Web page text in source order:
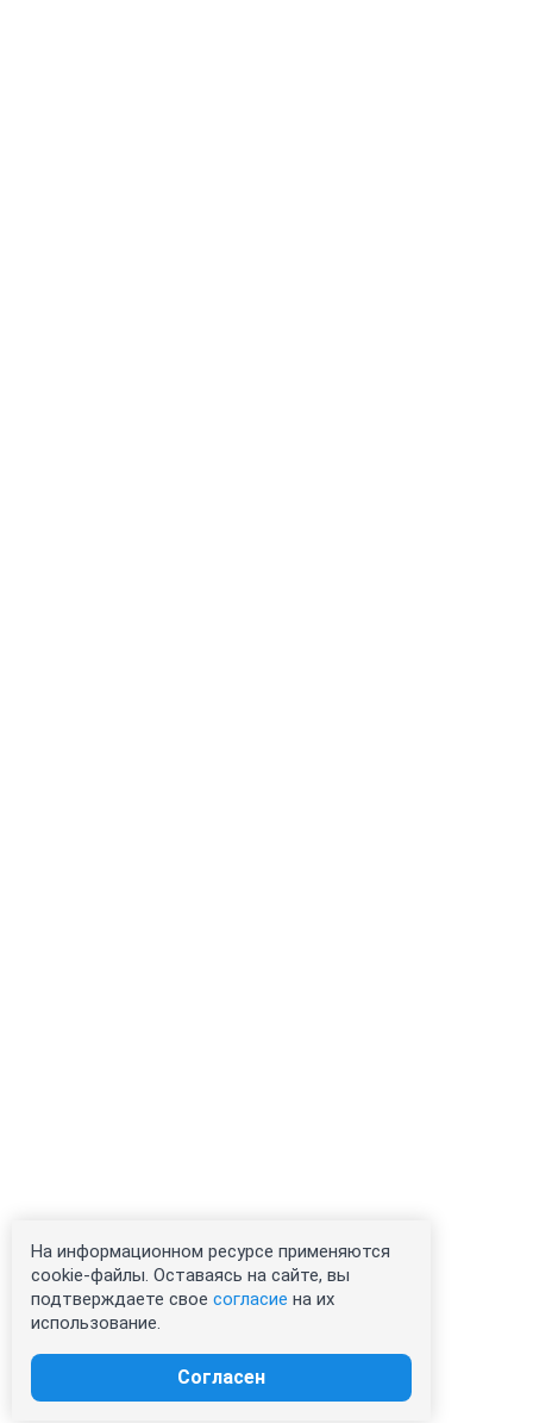
На информационном ресурсе применяются
cookie-файлы. Оставаясь на сайте, вы
подтверждаете свое согласие на их
использование.
Согласен